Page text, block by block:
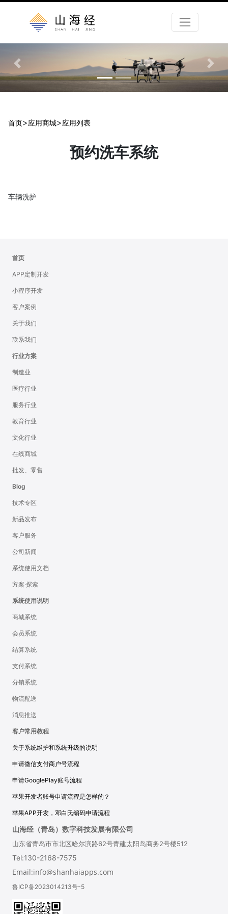
01
Previous
首页>应用商城>应用列表
预约洗车系统
车辆洗护
首页
APP定制开发
小程序开发
客户案例
关于我们
联系我们
行业方案
制造业
医疗行业
服务行业
教育行业
文化行业
在线商城
批发、零售
Blog
技术专区
新品发布
客户服务
公司新闻
系统使用文档
方案·探索
系统使用说明
商城系统
会员系统
结算系统
支付系统
分销系统
物流配送
消息推送
客户常用教程
关于系统维护和系统升级的说明
申请微信支付商户号流程
申请GooglePlay账号流程
苹果开发者账号申请流程是怎样的？
苹果APP开发，邓白氏编码申请流程
山海经（青岛）数字科技发展有限公司
山东省青岛市市北区哈尔滨路62号青建太阳岛商务2号楼512
Tel:130-2168-7575
Email:info@shanhaiapps.com
鲁ICP备2023014213号-5